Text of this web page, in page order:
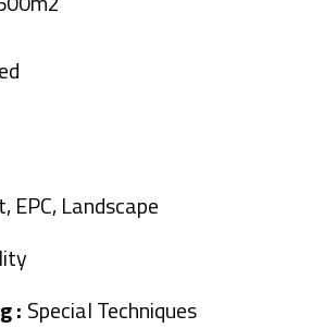
EPC, Landscape
: Special Techniques